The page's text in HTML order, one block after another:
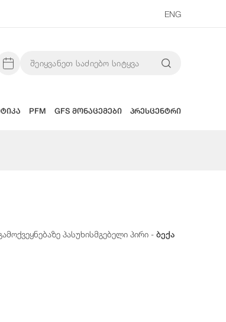
ENG
PFM GFS მონაცემები პრესცენტრი
პასუხისმგებელი პირი - ბექა